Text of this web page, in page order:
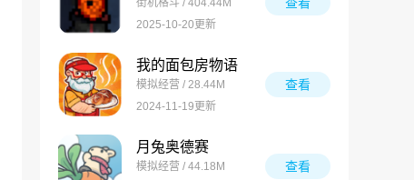
2025-10-20更新
我的面包房物语
模拟经营 / 28.44M
2024-11-19更新
查看
月兔奥德赛
模拟经营 / 44.18M
查看